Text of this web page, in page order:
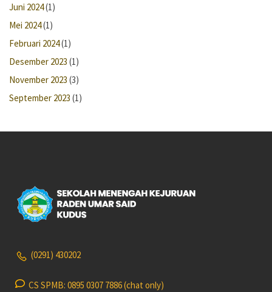
Juni 2024(1)
Mei 2024(1)
Februari 2024(1)
Desember 2023 (1)
November 2023 (3)
September 2023 (1)
(0291) 430202
CS SPMB: 0895 0307 7886 (chat only)